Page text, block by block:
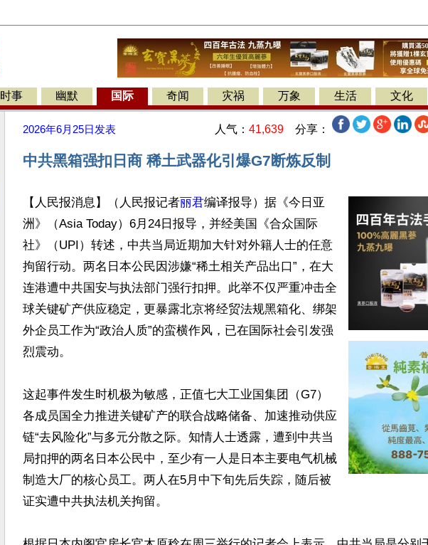
时事 幽默 国际 奇闻 灾祸 万象 生活 文化
2026年6月25日 发表 人气： 41,639 分享：
中共黑箱强扣日商 稀土武器化引爆G7断炼反制
【人民报消息】（人民报记者丽君编译报导）据《今日亚
洲》（Asia Today）6月24日报导，并经美国《合众国际
社》（UPI）转述，中共当局近期加大针对外籍人士的任意
拘留行动。两名日本公民因涉嫌“稀土相关产品出口”，在大
连港遭中共国安与执法部门强行扣押。此举不仅严重冲击全
球关键矿产供应稳定，更暴露北京将经贸法规黑箱化、绑架
外企员工作为“政治人质”的蛮横作风，已在国际社会引发强
烈震动。
这起事件发生时机极为敏感，正值七大工业国集团（G7）
各成员国全力推进关键矿产的联合战略储备、加速推动供应
链“去风险化”与多元分散之际。知情人士透露，遭到中共当
局扣押的两名日本公民中，至少有一人是日本主要电气机械
制造大厂的核心员工。两人在5月中下旬先后失踪，随后被
证实遭中共执法机关拘留。